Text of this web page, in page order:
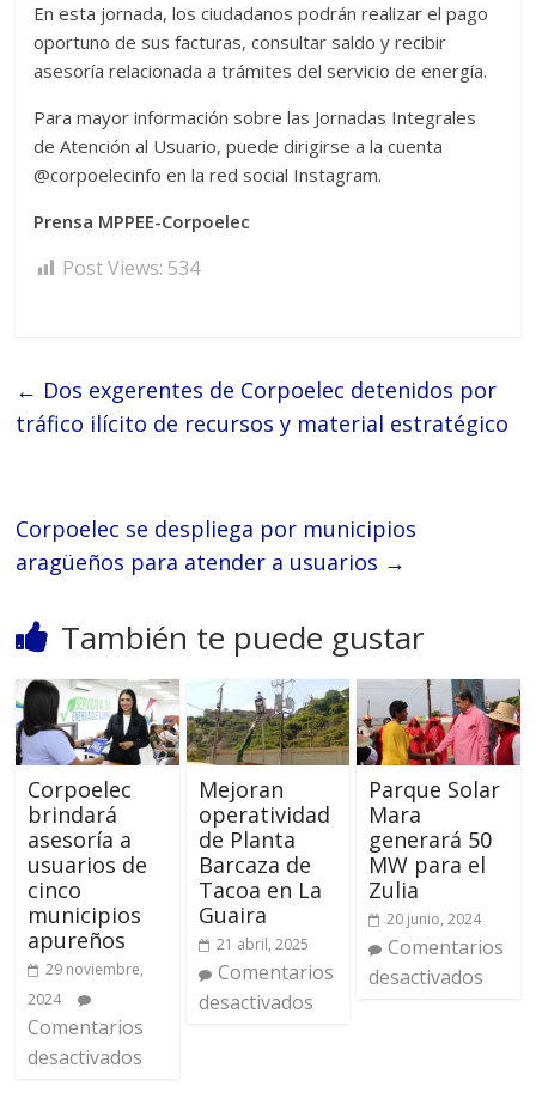
En esta jornada, los ciudadanos podrán realizar el pago
oportuno de sus facturas, consultar saldo y recibir
asesoría relacionada a trámites del servicio de energía.
Para mayor información sobre las Jornadas Integrales
de Atención al Usuario, puede dirigirse a la cuenta
@corpoelecinfo en la red social Instagram.
Prensa MPPEE-Corpoelec
Post Views: 534
← Dos exgerentes de Corpoelec detenidos por
tráfico ilícito de recursos y material estratégico
Corpoelec se despliega por municipios
aragüeños para atender a usuarios →
También te puede gustar
Corpoelec
brindará
asesoría a
usuarios de
cinco
municipios
apureños
29 noviembre,
2024
Comentarios
desactivados
Mejoran
operatividad
de Planta
Barcaza de
Tacoa en La
Guaira
21 abril, 2025
Comentarios
desactivados
Parque Solar
Mara
generará 50
MW para el
Zulia
20 junio, 2024
Comentarios
desactivados